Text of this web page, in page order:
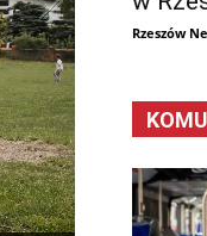
Rzeszów